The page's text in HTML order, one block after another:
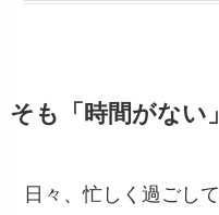
そも「時間がない
日々、忙しく過ごし